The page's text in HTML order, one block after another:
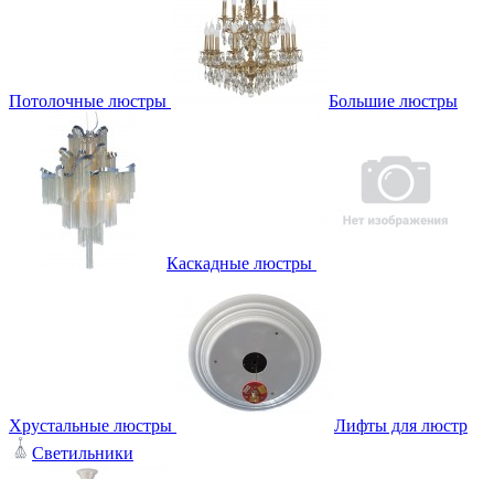
Потолочные люстры Большие люстры
Каскадные люстры
Хрустальные люстры
Лифты для люстр
Светильники